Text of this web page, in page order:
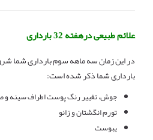
علائم طبیعی درهفته 32 بارداری
در این زمان سه ماهه سوم بارداری شما
بارداری شما ذکر شده است:
جوش، تغییر رنگ پوست اطراف سینه
تورم انگشتان و زانو
یبوست